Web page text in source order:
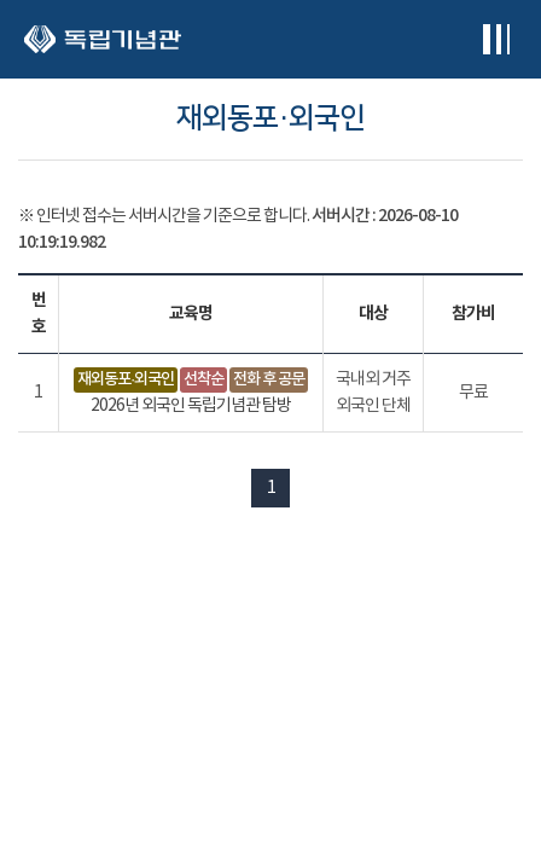
재외동포·외국인
※ 인터넷 접수는 서버시간을 기준으로 합니다.서버시간 :2026-08-10
10:19:19.992
번
호
교육명 대상 참가비
1
재외동포·외국인 선착순 전화 후 공문
2026년 외국인 독립기념관 탐방
국내외 거주
외국인 단체
무료
1